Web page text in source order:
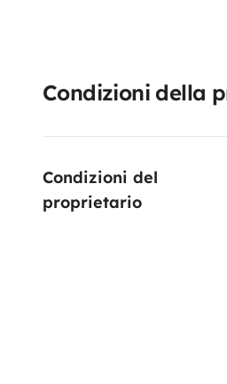
Condizioni della
Condizioni del
proprietario